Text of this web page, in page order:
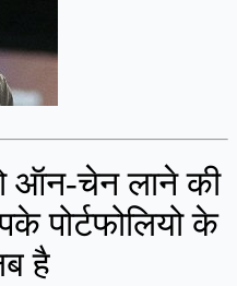
ऑन-चेन लाने की
पोर्टफोलियो के
है